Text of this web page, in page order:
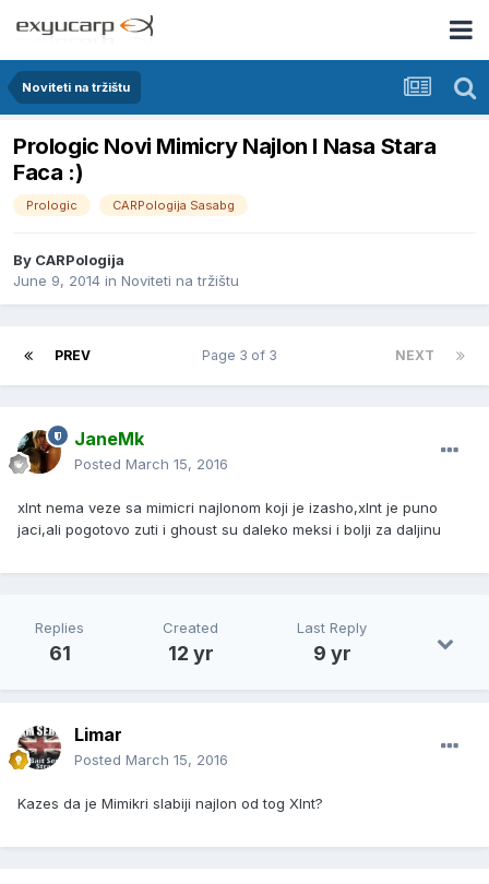
Noviteti na tržištu
Prologic Novi Mimicry Najlon I Nasa Stara
Faca :)
Prologic CARPologija Sasabg
By CARPologija
June 9, 2014 in Noviteti na tržištu
PREV NEXT
Page 3 of 3
JaneMk
Posted March 15, 2016
xlnt nema veze sa mimicri najlonom koji je izasho,xlnt je puno
jaci,ali pogotovo zuti i ghoust su daleko meksi i bolji za daljinu
Replies
61
Created
12 yr
Last Reply
9 yr
Limar
Posted March 15, 2016
Kazes da je Mimikri slabiji najlon od tog Xlnt?